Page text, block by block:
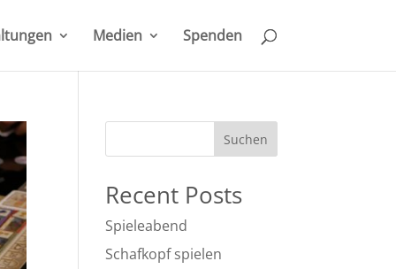
Medien Spenden
Suchen
Recent Posts
Spieleabend
Schafkopf spielen